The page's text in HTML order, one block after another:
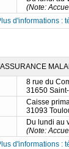
(Note:
d'informations :
8 rue du
31650
Caisse
31093
Du lundi au
(Note:
d'informations :